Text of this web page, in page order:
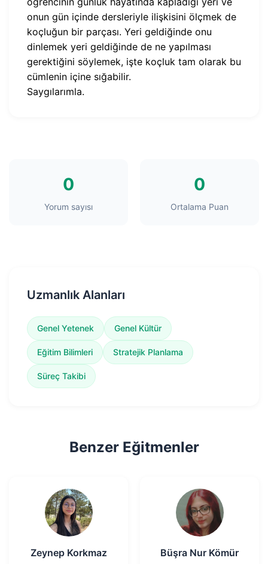
onun gün içinde dersleriyle ilişkisini ölçmek de
koçluğun bir parçası. Yeri geldiğinde onu
dinlemek yeri geldiğinde de ne yapılması
gerektiğini söylemek, işte koçluk tam olarak bu
cümlenin içine sığabilir.
Saygılarımla.
0
Yorum sayısı
0
Ortalama Puan
Uzmanlık Alanları
Genel Yetenek Genel Kültür
Eğitim Bilimleri Stratejik Planlama
Süreç Takibi
Benzer Eğitmenler
Zeynep Korkmaz Büşra Nur Kömür